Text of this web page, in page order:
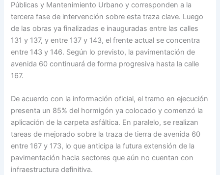
Públicas y Mantenimiento Urbano y corresponden a la
tercera fase de intervención sobre esta traza clave. Luego
de las obras ya finalizadas e inauguradas entre las calles
131 y 137, y entre 137 y 143, el frente actual se concentra
entre 143 y 146. Según lo previsto, la pavimentación de
avenida 60 continuará de forma progresiva hasta la calle
167.
De acuerdo con la información oficial, el tramo en ejecución
presenta un 85% del hormigón ya colocado y comenzó la
aplicación de la carpeta asfáltica. En paralelo, se realizan
tareas de mejorado sobre la traza de tierra de avenida 60
entre 167 y 173, lo que anticipa la futura extensión de la
pavimentación hacia sectores que aún no cuentan con
infraestructura definitiva.